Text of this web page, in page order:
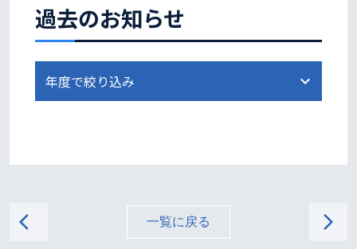
過去のお知らせ
arrow_back_ios 一覧に戻る arrow_forward_ios